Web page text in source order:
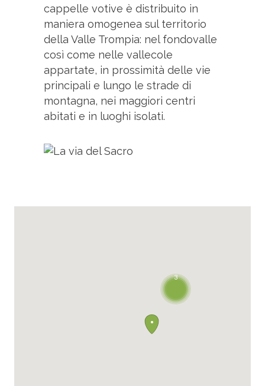
cappelle votive è distribuito in
maniera omogenea sul territorio
della Valle Trompia: nel fondovalle
così come nelle vallecole
appartate, in prossimità delle vie
principali e lungo le strade di
montagna, nei maggiori centri
abitati e in luoghi isolati.